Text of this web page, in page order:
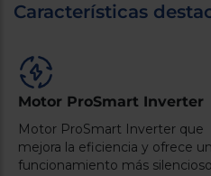
Características
Motor ProSmart Inverter
Motor ProSmart Inverter que
mejora la eficiencia y ofrece un
funcionamiento más